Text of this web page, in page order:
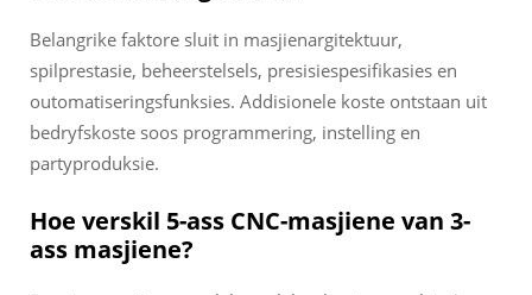
Belangrike faktore sluit in masjienargitektuur,
spilprestasie, beheerstelsels, presisiespesifikasies en
outomatiseringsfunksies. Addisionele koste ontstaan uit
bedryfskoste soos programmering, instelling en
partyproduksie.
Hoe verskil 5-ass CNC-masjiene van 3-
ass masjiene?